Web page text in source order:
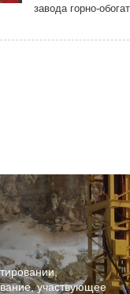
завода горно-
участвующее